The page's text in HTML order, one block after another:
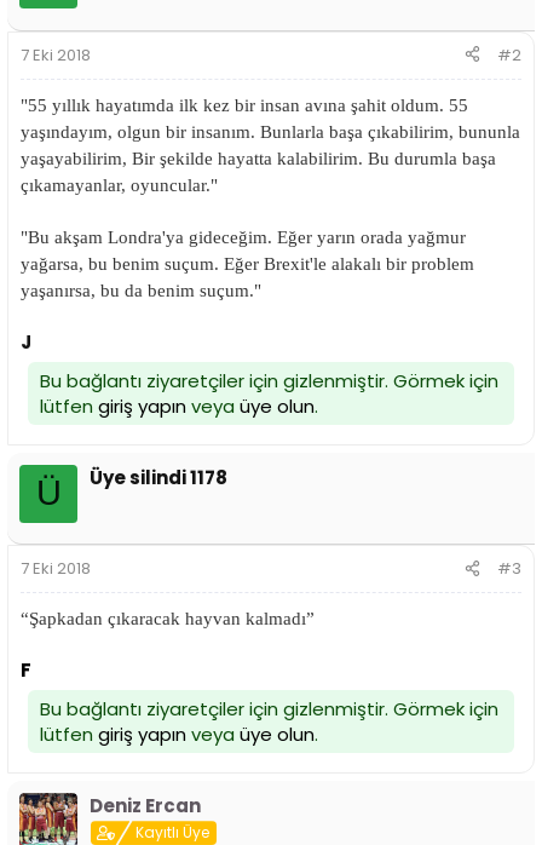
7 Eki 2018 #2
"55 yıllık hayatımda ilk kez bir insan avına şahit oldum. 55
yaşındayım, olgun bir insanım. Bunlarla başa çıkabilirim, bununla
yaşayabilirim, Bir şekilde hayatta kalabilirim. Bu durumla başa
çıkamayanlar, oyuncular."
"Bu akşam Londra'ya gideceğim. Eğer yarın orada yağmur
yağarsa, bu benim suçum. Eğer Brexit'le alakalı bir problem
yaşanırsa, bu da benim suçum."
J
Bu bağlantı ziyaretçiler için gizlenmiştir. Görmek için
lütfen giriş yapınveya üye olun.
Ü Üye silindi 1178
7 Eki 2018 #3
“Şapkadan çıkaracak hayvan kalmadı”
F
Bu bağlantı ziyaretçiler için gizlenmiştir. Görmek için
lütfen giriş yapınveya üye olun.
Deniz Ercan
Kayıtlı Üye